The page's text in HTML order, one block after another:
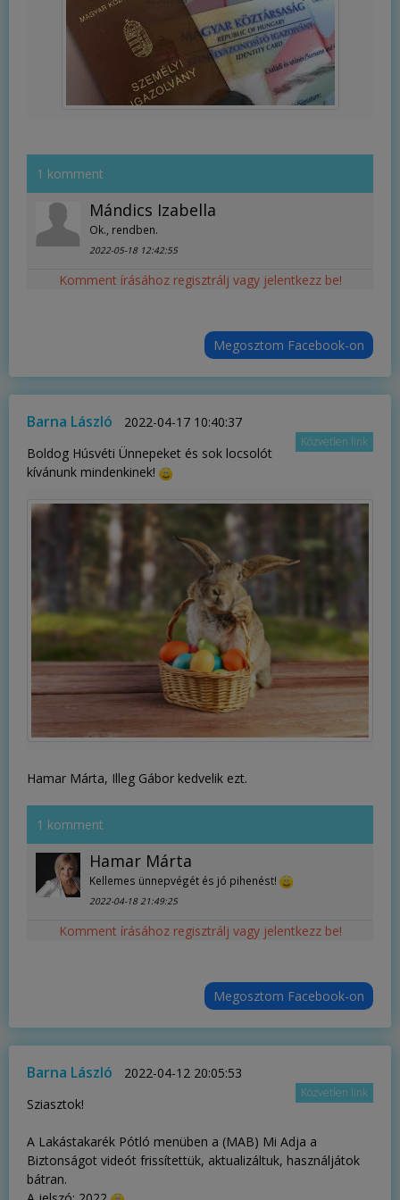
1 komment
Mándics Izabella
Ok., rendben.
2022-05-18 12:42:55
Komment írásához regisztrálj vagy jelentkezz be!
Megosztom Facebook-on
Barna László 2022-04-17 10:40:37
Közvetlen link
Boldog Húsvéti Ünnepeket és sok locsolót
kívánunk mindenkinek!
Hamar Márta, Illeg Gábor kedvelik ezt.
1 komment
Hamar Márta
Kellemes ünnepvégét és jó pihenést!
2022-04-18 21:49:25
Komment írásához regisztrálj vagy jelentkezz be!
Megosztom Facebook-on
Barna László 2022-04-12 20:05:53
Közvetlen link
Sziasztok!
A Lakástakarék Pótló menüben a (MAB) Mi Adja a
Biztonságot videót frissítettük, aktualizáltuk, használjátok
bátran.